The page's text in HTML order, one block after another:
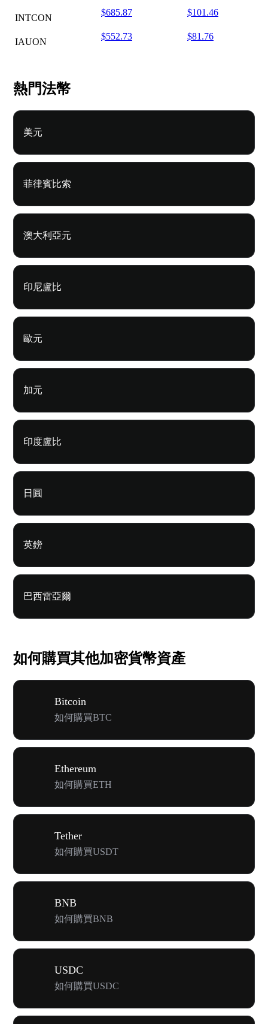
INTCON
$685.87 $101.46
IAUON
$552.73 $81.76
熱門法幣
美元
菲律賓比索
澳大利亞元
印尼盧比
歐元
加元
印度盧比
日圓
英鎊
巴西雷亞爾
如何購買其他加密貨幣資產
Bitcoin
如何購買BTC
Ethereum
如何購買ETH
Tether
如何購買USDT
BNB
如何購買BNB
USDC
如何購買USDC